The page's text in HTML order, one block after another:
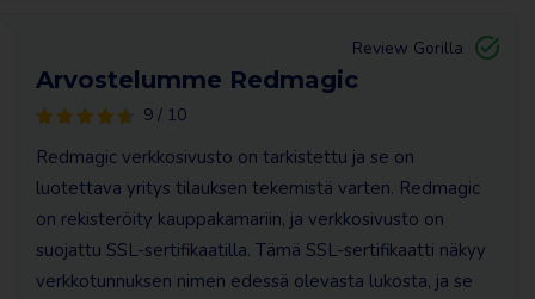
Arvostelumme Redmagic
9 / 10
Review Gorilla
Redmagic verkkosivusto on tarkistettu ja se on
luotettava yritys tilauksen tekemistä varten. Redmagic
on rekisteröity kauppakamariin, ja verkkosivusto on
suojattu SSL-sertifikaatilla. Tämä SSL-sertifikaatti näkyy
verkkotunnuksen nimen edessä olevasta lukosta, ja se